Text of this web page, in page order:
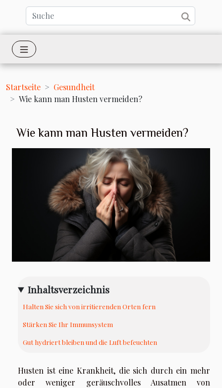
Startseite
Gesundheit
Wie kann man Husten vermeiden?
Wie kann man Husten vermeiden?
Inhaltsverzeichnis
Halten Sie sich von irritierenden Orten fern
Stärken Sie Ihr Immunsystem
Gut hydriert bleiben und die Luft befeuchten
Husten ist eine Krankheit, die sich durch ein mehr
oder weniger geräuschvolles Ausatmen von